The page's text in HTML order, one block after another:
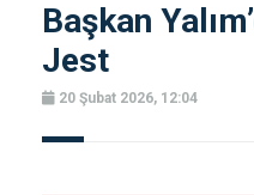
Başkan
Jest
20 Şubat 2026, 12:04